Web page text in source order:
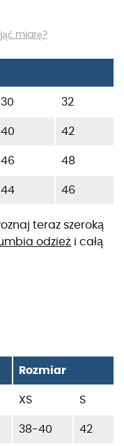
miarę?
30 32
40 42
46 48
44 46
teraz szeroką
odzież i całą
Rozmiar
XS S
38-40 42